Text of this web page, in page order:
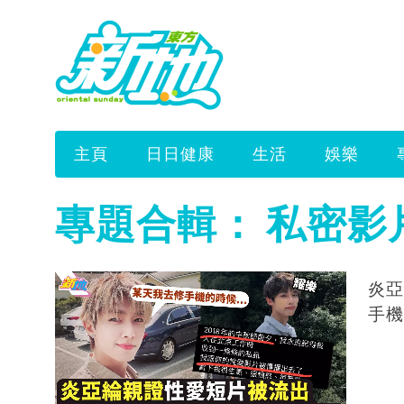
主頁 日日健康 生活 娛樂
專題合輯： 私密影
炎亞
手